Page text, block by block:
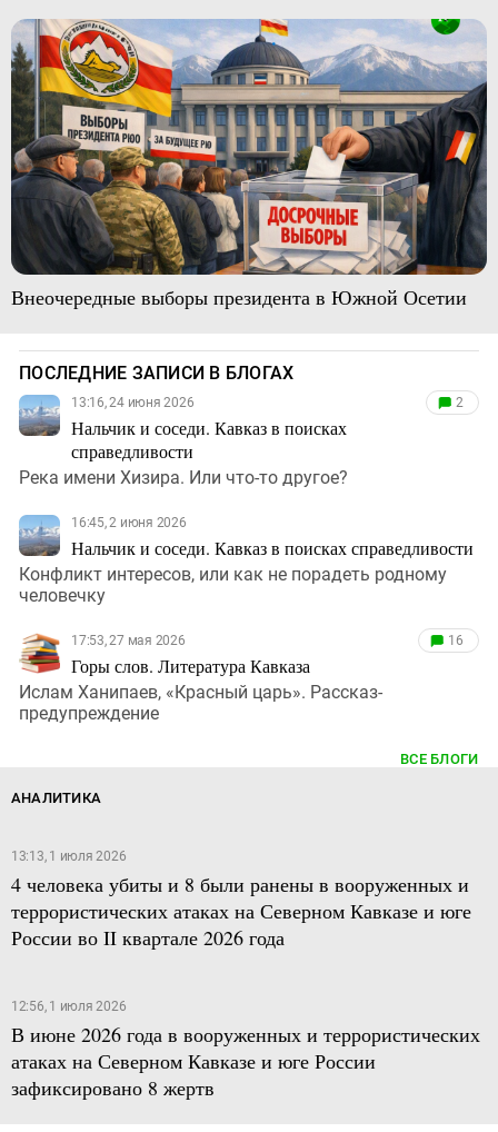
Внеочередные выборы президента в Южной Осетии
ПОСЛЕДНИЕ ЗАПИСИ В БЛОГАХ
13:16, 24 июня 2026
Нальчик и соседи. Кавказ в поисках
справедливости
2
Река имени Хизира. Или что-то другое?
16:45, 2 июня 2026
Нальчик и соседи. Кавказ в поисках справедливости
Конфликт интересов, или как не порадеть родному
человечку
17:53, 27 мая 2026
Горы слов. Литература Кавказа
16
Ислам Ханипаев, «Красный царь». Рассказ-
предупреждение
ВСЕ БЛОГИ
АНАЛИТИКА
13:13, 1 июля 2026
4 человека убиты и 8 были ранены в вооруженных и
террористических атаках на Северном Кавказе и юге
России во II квартале 2026 года
12:56, 1 июля 2026
В июне 2026 года в вооруженных и террористических
атаках на Северном Кавказе и юге России
зафиксировано 8 жертв